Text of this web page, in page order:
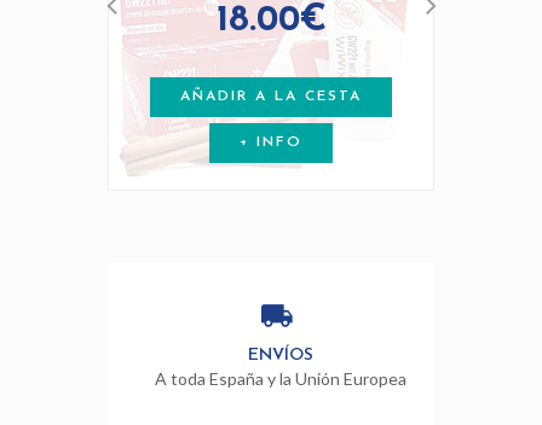
18.00€
AÑADIR A LA CESTA
+ INFO
ENVÍOS
A toda España y la Unión Europea